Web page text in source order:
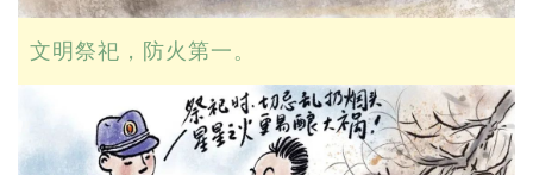
文明祭祀，防火第一。